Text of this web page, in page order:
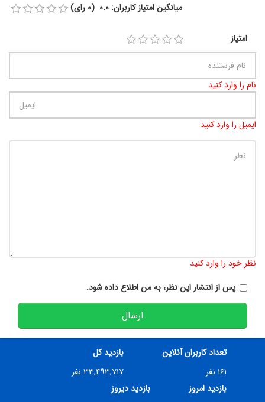
میانگین امتیاز کاربران: 0.0 (0 رای)
امتیاز
نام را وارد کنید
ایمیل را وارد کنید
نظر خود را وارد کنید
پس از انتشار این نظر، به من اطلاع داده شود.
ارسال
تعداد کاربران آنلاین
۱۶۱ نفر
بازدید کل
۳۳,۴۹۳,۷۱۷ نفر
بازدید امروز
بازدید دیروز